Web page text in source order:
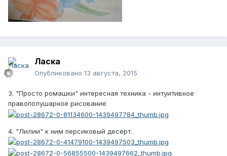
Ласка
Опубликовано 13 августа, 2015
3. "Просто ромашки" интересная техника - интуитивное
правополушарное рисование
4. "Лилии" к ним персиковый десерт.